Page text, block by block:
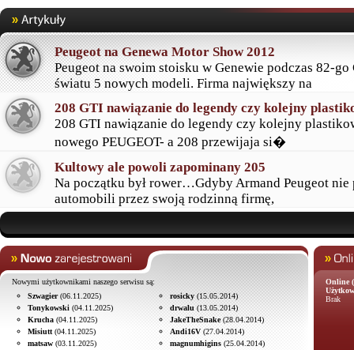
Peugeot na Genewa Motor Show 2012
Peugeot na swoim stoisku w Genewie podczas 82-
światu 5 nowych modeli. Firma największy na
208 GTI nawiązanie do legendy czy kolejny
208 GTI nawiązanie do legendy czy kolejny
nowego PEUGEOT- a 208 przewijaja si�
Kultowy ale powoli zapominany 205
Na początku był rower…Gdyby Armand Peugeot
automobili przez swoją rodzinną firmę,
Nowymi użytkownikami naszego serwisu są:
Szwagier(06.11.2025)
Tonykowski (04.11.2025)
Krucha (04.11.2025)
Misiutt (04.11.2025)
matsaw (03.11.2025)
rosicky (15.05.2014)
drwalu (13.05.2014)
JakeTheSnake(28.04.2014)
Andi16V(27.04.2014)
magnumhigins (25.04.2014)
Online (
Brak